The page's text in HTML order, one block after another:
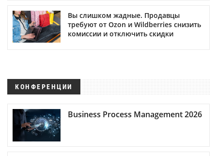
Вы слишком жадные. Продавцы
требуют от Ozon и Wildberries снизить
комиссии и отключить скидки
КОНФЕРЕНЦИИ
Business Process Management 2026